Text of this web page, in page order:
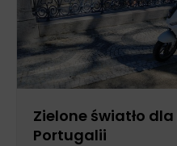
Zielone światło
Portugalii